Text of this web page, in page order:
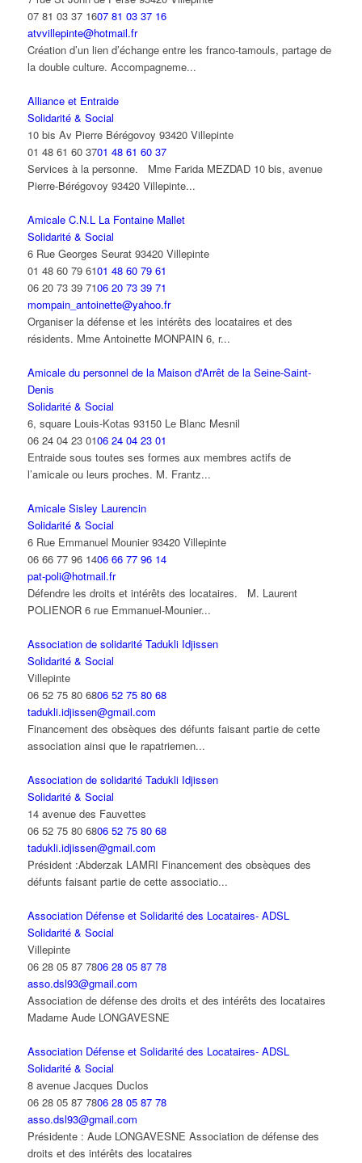
07 81 03 37 1607 81 03 37 16
atvvillepinte@hotmail.fr
Création d’un lien d’échange entre les franco-tamouls, partage de
la double culture. Accompagneme...
Alliance et Entraide
Solidarité & Social
10 bis Av Pierre Bérégovoy 93420 Villepinte
01 48 61 60 3701 48 61 60 37
Services à la personne. Mme Farida MEZDAD 10 bis, avenue
Pierre-Bérégovoy 93420 Villepinte...
Amicale C.N.L La Fontaine Mallet
Solidarité & Social
6 Rue Georges Seurat 93420 Villepinte
01 48 60 79 6101 48 60 79 61
06 20 73 39 7106 20 73 39 71
mompain_antoinette@yahoo.fr
Organiser la défense et les intérêts des locataires et des
résidents. Mme Antoinette MONPAIN 6, r...
Amicale du personnel de la Maison d'Arrêt de la Seine-Saint-
Denis
Solidarité & Social
6, square Louis-Kotas 93150 Le Blanc Mesnil
06 24 04 23 0106 24 04 23 01
Entraide sous toutes ses formes aux membres actifs de
l’amicale ou leurs proches. M. Frantz...
Amicale Sisley Laurencin
Solidarité & Social
6 Rue Emmanuel Mounier 93420 Villepinte
06 66 77 96 1406 66 77 96 14
pat-poli@hotmail.fr
Défendre les droits et intérêts des locataires. M. Laurent
POLIENOR 6 rue Emmanuel-Mounier...
Association de solidarité Tadukli Idjissen
Solidarité & Social
Villepinte
06 52 75 80 6806 52 75 80 68
tadukli.idjissen@gmail.com
Financement des obsèques des défunts faisant partie de cette
association ainsi que le rapatriemen...
Association de solidarité Tadukli Idjissen
Solidarité & Social
14 avenue des Fauvettes
06 52 75 80 6806 52 75 80 68
tadukli.idjissen@gmail.com
Président :Abderzak LAMRI Financement des obsèques des
défunts faisant partie de cette associatio...
Association Défense et Solidarité des Locataires- ADSL
Solidarité & Social
Villepinte
06 28 05 87 7806 28 05 87 78
asso.dsl93@gmail.com
Association de défense des droits et des intérêts des locataires
Madame Aude LONGAVESNE
Association Défense et Solidarité des Locataires- ADSL
Solidarité & Social
8 avenue Jacques Duclos
06 28 05 87 7806 28 05 87 78
asso.dsl93@gmail.com
Présidente : Aude LONGAVESNE Association de défense des
droits et des intérêts des locataires